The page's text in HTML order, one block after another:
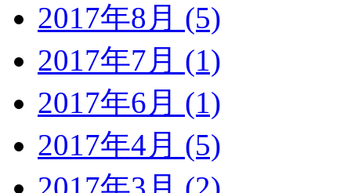
2017年8月 (5)
2017年7月 (1)
2017年6月 (1)
2017年4月 (5)